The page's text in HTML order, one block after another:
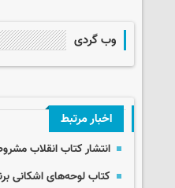
وب گردی
اخبار مرتبط
انتشار کتاب انقلاب
کتاب لوحه‌های اشکانی